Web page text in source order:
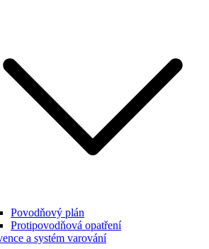
Povodňový plán
Protipovodňová opatření
a systém varování